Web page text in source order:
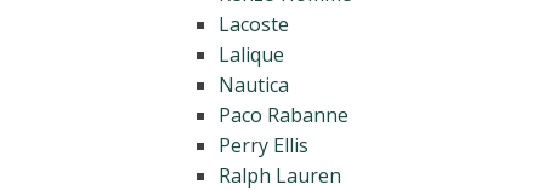
Lacoste
Lalique
Nautica
Paco Rabanne
Perry Ellis
Ralph Lauren